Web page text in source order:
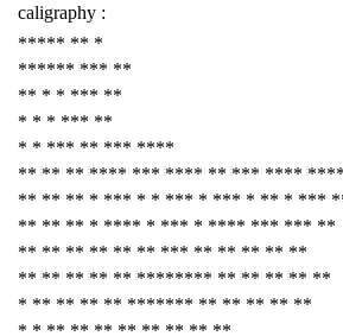
caligraphy :
***** ** *
****** *** **
** * * *** **
* * * *** **
* * *** ** *** ****
** ** ** **** *** **** ** *** ****
** ** ** * *** * * *** * *** * ** * ***
** ** ** * **** * *** * **** *** *** **
** ** ** ** ** ** *** ** ** ** ** **
** ** ** ** ** ******** ** ** ** ** **
* ** ** ** ** ******* ** ** ** ** **
* * ** ** ** ** ** ** ** **